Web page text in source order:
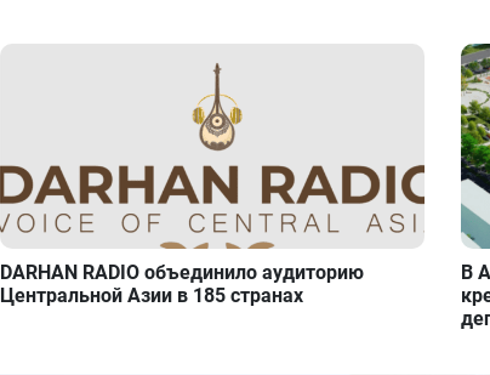
DARHAN RADIO объединило аудиторию
Центральной Азии в 185 странах
В